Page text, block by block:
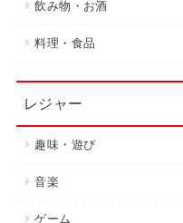
飲み物・お酒
料理・食品
レジャー
趣味・遊び
音楽
ゲーム